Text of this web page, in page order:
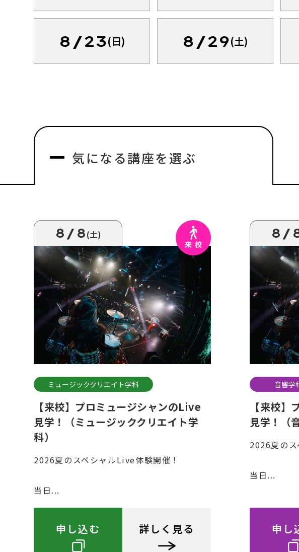
8/23(日) 8/29(土)
気になる講座を選ぶ
8/8(土)
ミュージッククリエイト学科
【来校】プロミュージシャンのLive
見学！（ミュージッククリエイト学
科）
2026夏のスペシャルLive体験開催！
当日...
申し込む 詳しく見る
8/
音響学
【来校
見学！（
2026夏の
当日...
申し